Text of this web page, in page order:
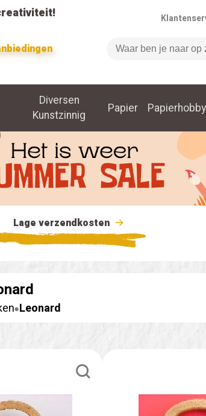
Zoeken
Diversen
Kunstzinnig
Papier
Lage verzendkosten
Leonard